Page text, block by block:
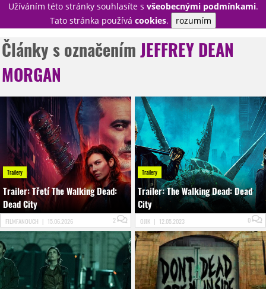
Užíváním této stránky souhlasíte s všeobecnými podmínkami.
Tato stránka používá cookies. rozumím
PŘIHLÁSIT
RECENZE
EPIZODY
KULT
TRAILERY
GALERIE
DISKUZE
STATISTIKY
TIRÁŽ
Články s označenímJEFFREY DEAN
MORGAN
Trailery
Trailer: Třetí The Walking Dead:
Dead City
FILMFANOUCH | 15.06.2026 2
Trailery
Trailer: The Walking Dead: Dead
City
OJIK | 12.05.2023 0